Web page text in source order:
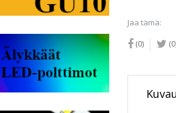
Jaa tämä:
(0)